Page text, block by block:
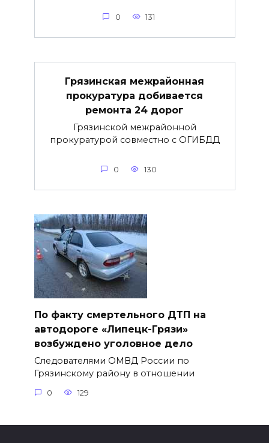
0 131
Грязинская межрайонная
прокуратура добивается
ремонта 24 дорог
Грязинской межрайонной
прокуратурой совместно с ОГИБДД
0 130
По факту смертельного ДТП на
автодороге «Липецк-Грязи»
возбуждено уголовное дело
Следователями ОМВД России по
Грязинскому району в отношении
0 129